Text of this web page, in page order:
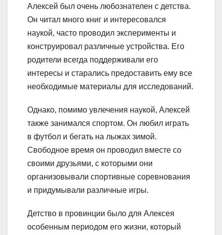
Алексей был очень любознателен с детства.
Он читал много книг и интересовался
наукой, часто проводил эксперименты и
конструировал различные устройства. Его
родители всегда поддерживали его
интересы и старались предоставить ему все
необходимые материалы для исследований.
Однако, помимо увлечения наукой, Алексей
также занимался спортом. Он любил играть
в футбол и бегать на лыжах зимой.
Свободное время он проводил вместе со
своими друзьями, с которыми они
организовывали спортивные соревнования
и придумывали различные игры.
Детство в провинции было для Алексея
особенным периодом его жизни, который